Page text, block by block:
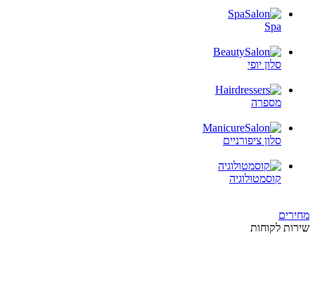
Spa
סלון יופי
מספרה
סלון ציפורניים
קוסמטולוגיה
מחירים
שירות לקוחות